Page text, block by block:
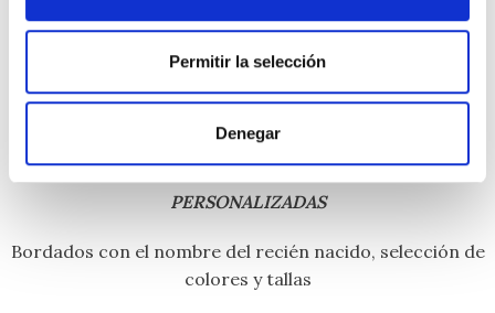
Permitir la selección
Denegar
A partir de 29€ con entrega en 24 horas laborables en
PERSONALIZADAS
Bordados con el nombre del recién nacido, selección de
colores y tallas